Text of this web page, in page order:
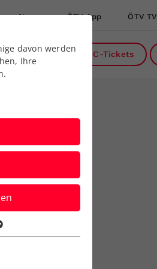
News ÖTV App ÖTV TV
DC-Tickets
davon werden
Ihre
der
Webseite